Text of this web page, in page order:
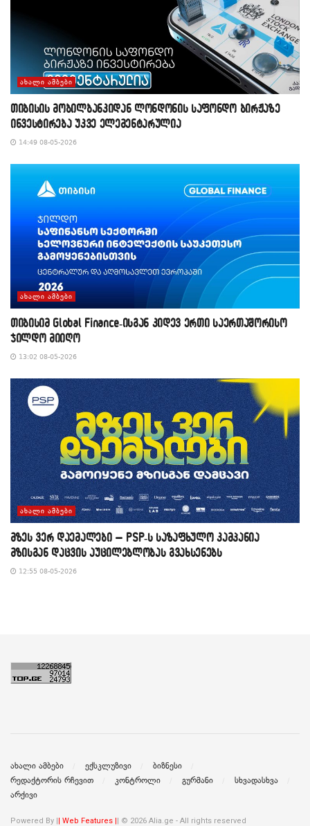
ᲐᲮᲐᲚᲘ ᲐᲛᲑᲔᲑᲘ
თიბისის მობილბანკიდან ლონდონის საფონდო ბირჟაზე
ინვესტირება უკვე ელემენტარულია
14:49 08-05-2026
ᲐᲮᲐᲚᲘ ᲐᲛᲑᲔᲑᲘ
თიბისიმ Global Finance-ისგან კიდევ ერთი საერთაშორისო
ჯილდო მიიღო
13:02 08-05-2026
ᲐᲮᲐᲚᲘ ᲐᲛᲑᲔᲑᲘ
მზეს ვერ დაემალები – PSP-ს საზაფხულო კამპანია
მზისგან დაცვის აუცილებლობას გვახსენებს
12:55 08-05-2026
ახალი ამბები ექსკლუზივი
ბიზნესი
რედაქტორის რჩევით
კონტროლი გურმანი
სხვადასხვა
არქივი
Powered By || Web Features || © 2026 Alia.ge - All rights reserved